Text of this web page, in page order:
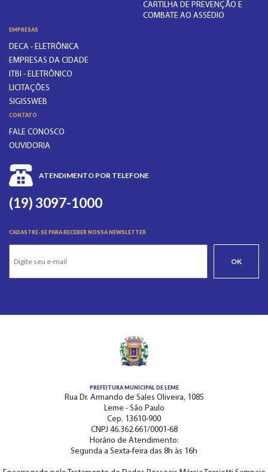
CARTILHA DE PREVENÇÃO E
COMBATE AO ASSÉDIO
EMPRESAS
DECA - ELETRÔNICA
EMPRESAS DA CIDADE
ITBI - ELETRÔNICO
LICITAÇÕES
SIGISSWEB
CONTATO
FALE CONOSCO
OUVIDORIA
ATENDIMENTO POR TELEFONE
(19) 3097-1000
CADASTRE-SE PARA RECEBER NOSSA NEWSLETTER
OK
PREFEITURA MUNICIPAL DE LEME
Rua Dr. Armando de Sales Oliveira, 1085
Leme - São Paulo
Cep. 13610-900
CNPJ 46.362.661/0001-68
Horário de Atendimento:
Segunda a Sexta-feira das 8h às 16h